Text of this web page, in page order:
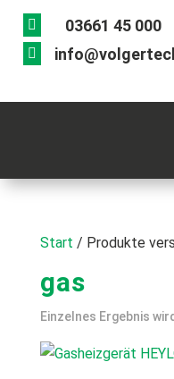
 03661 45 000

Start / Produkte
gas
Einzelnes Ergebnis